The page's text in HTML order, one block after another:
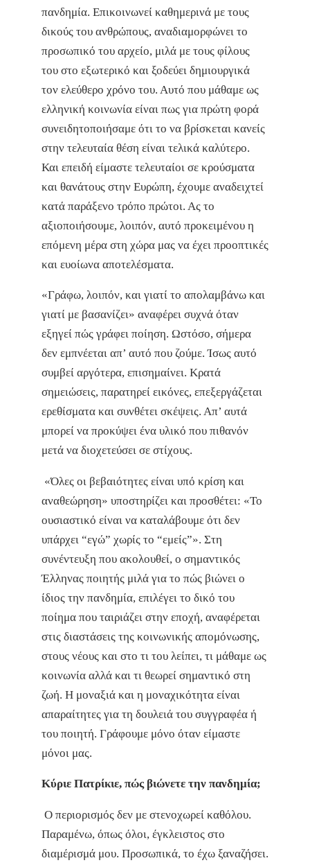
πανδημία. Επικοινωνεί καθημερινά με τους
δικούς του ανθρώπους, αναδιαμορφώνει το
προσωπικό του αρχείο, μιλά με τους φίλους
του στο εξωτερικό και ξοδεύει δημιουργικά
τον ελεύθερο χρόνο του. Αυτό που μάθαμε ως
ελληνική κοινωνία είναι πως για πρώτη φορά
συνειδητοποιήσαμε ότι το να βρίσκεται κανείς
στην τελευταία θέση είναι τελικά καλύτερο.
Και επειδή είμαστε τελευταίοι σε κρούσματα
και θανάτους στην Ευρώπη, έχουμε αναδειχτεί
κατά παράξενο τρόπο πρώτοι. Ας το
αξιοποιήσουμε, λοιπόν, αυτό προκειμένου η
επόμενη μέρα στη χώρα μας να έχει προοπτικές
και ευοίωνα αποτελέσματα.
«Γράφω, λοιπόν, και γιατί το απολαμβάνω και
γιατί με βασανίζει» αναφέρει συχνά όταν
εξηγεί πώς γράφει ποίηση. Ωστόσο, σήμερα
δεν εμπνέεται απ’ αυτό που ζούμε. Ίσως αυτό
συμβεί αργότερα, επισημαίνει. Κρατά
σημειώσεις, παρατηρεί εικόνες, επεξεργάζεται
ερεθίσματα και συνθέτει σκέψεις. Απ’ αυτά
μπορεί να προκύψει ένα υλικό που πιθανόν
μετά να διοχετεύσει σε στίχους.
«Όλες οι βεβαιότητες είναι υπό κρίση και
αναθεώρηση» υποστηρίζει και προσθέτει: «Το
ουσιαστικό είναι να καταλάβουμε ότι δεν
υπάρχει “εγώ” χωρίς το “εμείς”». Στη
συνέντευξη που ακολουθεί, ο σημαντικός
Έλληνας ποιητής μιλά για το πώς βιώνει ο
ίδιος την πανδημία, επιλέγει το δικό του
ποίημα που ταιριάζει στην εποχή, αναφέρεται
στις διαστάσεις της κοινωνικής απομόνωσης,
στους νέους και στο τι του λείπει, τι μάθαμε ως
κοινωνία αλλά και τι θεωρεί σημαντικό στη
ζωή. Η μοναξιά και η μοναχικότητα είναι
απαραίτητες για τη δουλειά του συγγραφέα ή
του ποιητή. Γράφουμε μόνο όταν είμαστε
μόνοι μας.
Κύριε Πατρίκιε, πώς βιώνετε την πανδημία;
Ο περιορισμός δεν με στενοχωρεί καθόλου.
Παραμένω, όπως όλοι, έγκλειστος στο
διαμέρισμά μου. Προσωπικά, το έχω ξαναζήσει.